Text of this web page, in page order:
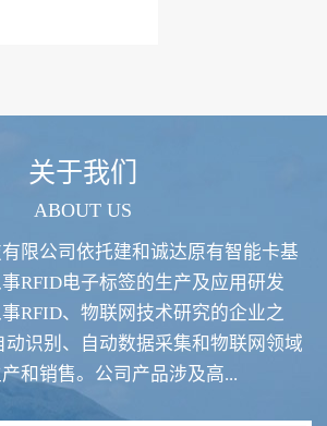
案 RFID智慧食堂系统
关于我们
ABOUT US
限公司依托建和诚达原有智能卡基
RFID电子标签的生产及应用研发
RFID、物联网技术研究的企业之
动识别、自动数据采集和物联网领域
和销售。公司产品涉及高...